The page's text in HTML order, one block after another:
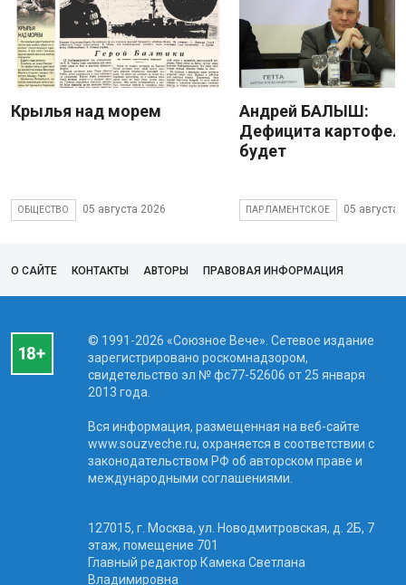
Крылья над морем
ОБЩЕСТВО 05 августа 2026
Андрей БАЛЫШ:
Дефицита
будет
ПАРЛАМЕНТСКОЕ 05 августа
О САЙТЕ КОНТАКТЫ АВТОРЫ ПРАВОВАЯ ИНФОРМАЦИЯ
© 1991-2026 «Союзное Вече». Сетевое издание
зарегистрировано роскомнадзором,
свидетельство эл № фc77-52606 от 25 января
2013 года.
Вся информация, размещенная на веб-сайте
www.souzveche.ru, охраняется в соответствии с
законодательством РФ об авторском праве и
международными соглашениями.
127015, г. Москва, ул. Новодмитровская, д. 2Б, 7
этаж, помещение 701
Главный редактор Камека Светлана
Владимировна